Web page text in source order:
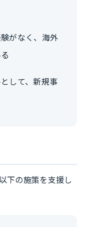
がなく、海外
して、新規事
下の施策を支援し